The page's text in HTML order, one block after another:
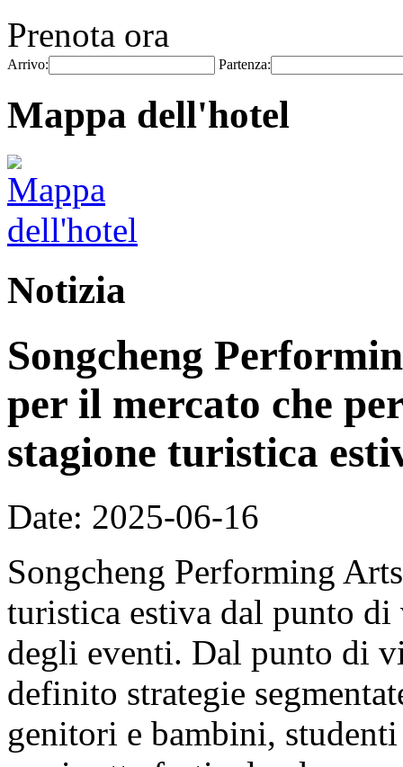
Prenota ora
Arrivo: Partenza:
Mappa dell'hotel
Notizia
Songcheng
per il mercato che
stagione turistica
Date: 2025-06-16
Songcheng Performing
turistica estiva dal punto
degli eventi. Dal punto di
definito strategie
genitori e bambini,